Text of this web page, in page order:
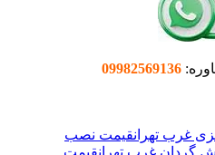
09982569136
تهرانقیمت نصب